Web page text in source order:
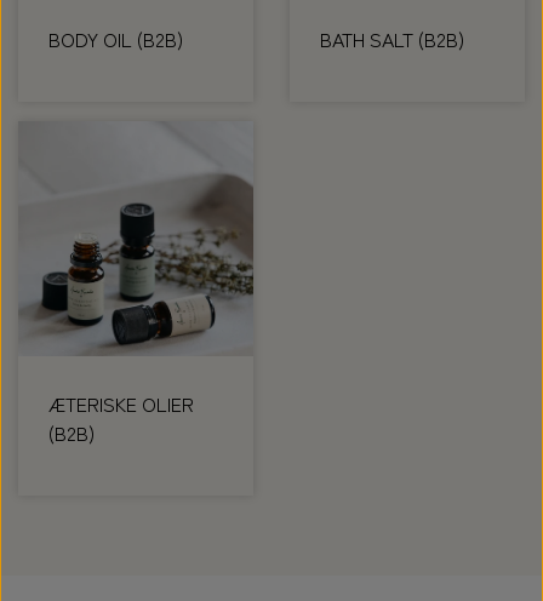
BODY OIL (B2B) BATH SALT (B2B)
ÆTERISKE OLIER
(B2B)